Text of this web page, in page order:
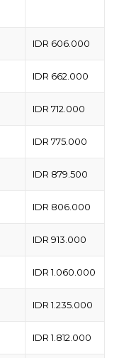
IDR 606.000
IDR 662.000
IDR 712.000
IDR 775.000
IDR 879.500
IDR 806.000
IDR 913.000
IDR 1.060.000
IDR 1.235.000
IDR 1.812.000